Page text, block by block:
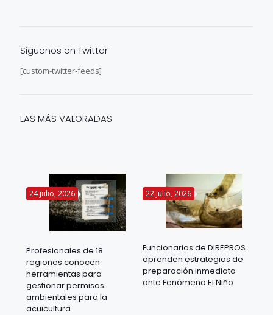
Siguenos en Twitter
[custom-twitter-feeds]
LAS MÁS VALORADAS
24 julio, 2026
Profesionales de 18
regiones conocen
herramientas para
gestionar permisos
ambientales para la
acuicultura
22 julio, 2026
Funcionarios de DIREPROS
aprenden estrategias de
preparación inmediata
ante Fenómeno El Niño